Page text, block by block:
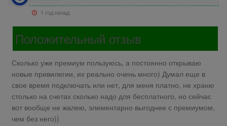
1 год назад
Положительный отзыв
Сколько уже премиум пользуюсь, а постоянно открываю
новые привилегии, их реально очень много) Думал еще в
свое время подключать или нет, для меня платно, не храню
столько на счетах сколько надо для бесплатного, но сейчас
вот вообще не жалею, элементарно выгоднее с премиумом,
чем без него))